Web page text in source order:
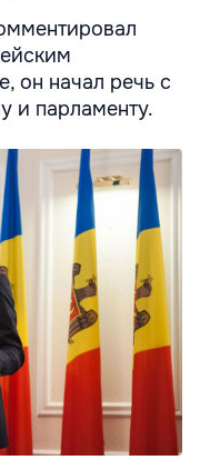
он начал речь с
и парламенту.